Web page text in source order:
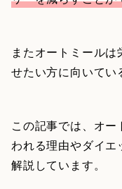
またオートミール
せたい方に向いてい
この記事では、オ
われる理由やダイエ
解説しています。